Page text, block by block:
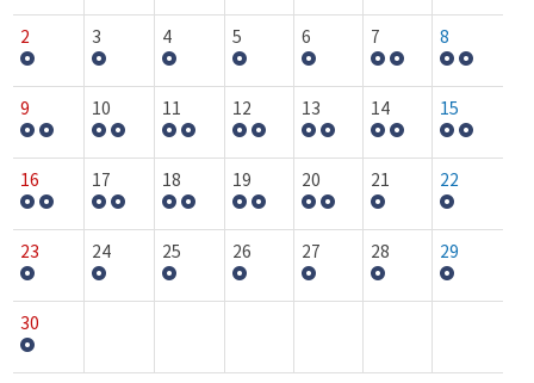
2 3 4 5 6 7 8
9 10 11 12 13 14 15
16 17 18 19 20 21 22
23 24 25 26 27 28 29
30